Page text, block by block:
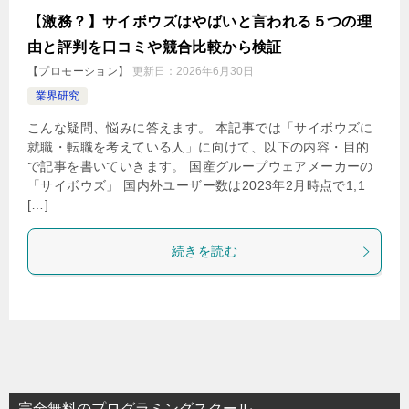
【激務？】サイボウズはやばいと言われる５つの理
由と評判を口コミや競合比較から検証
【プロモーション】 更新日：2026年6月30日
業界研究
こんな疑問、悩みに答えます。 本記事では「サイボウズに
就職・転職を考えている人」に向けて、以下の内容・目的
で記事を書いていきます。 国産グループウェアメーカーの
「サイボウズ」 国内外ユーザー数は2023年2月時点で1,1
[…]
続きを読む